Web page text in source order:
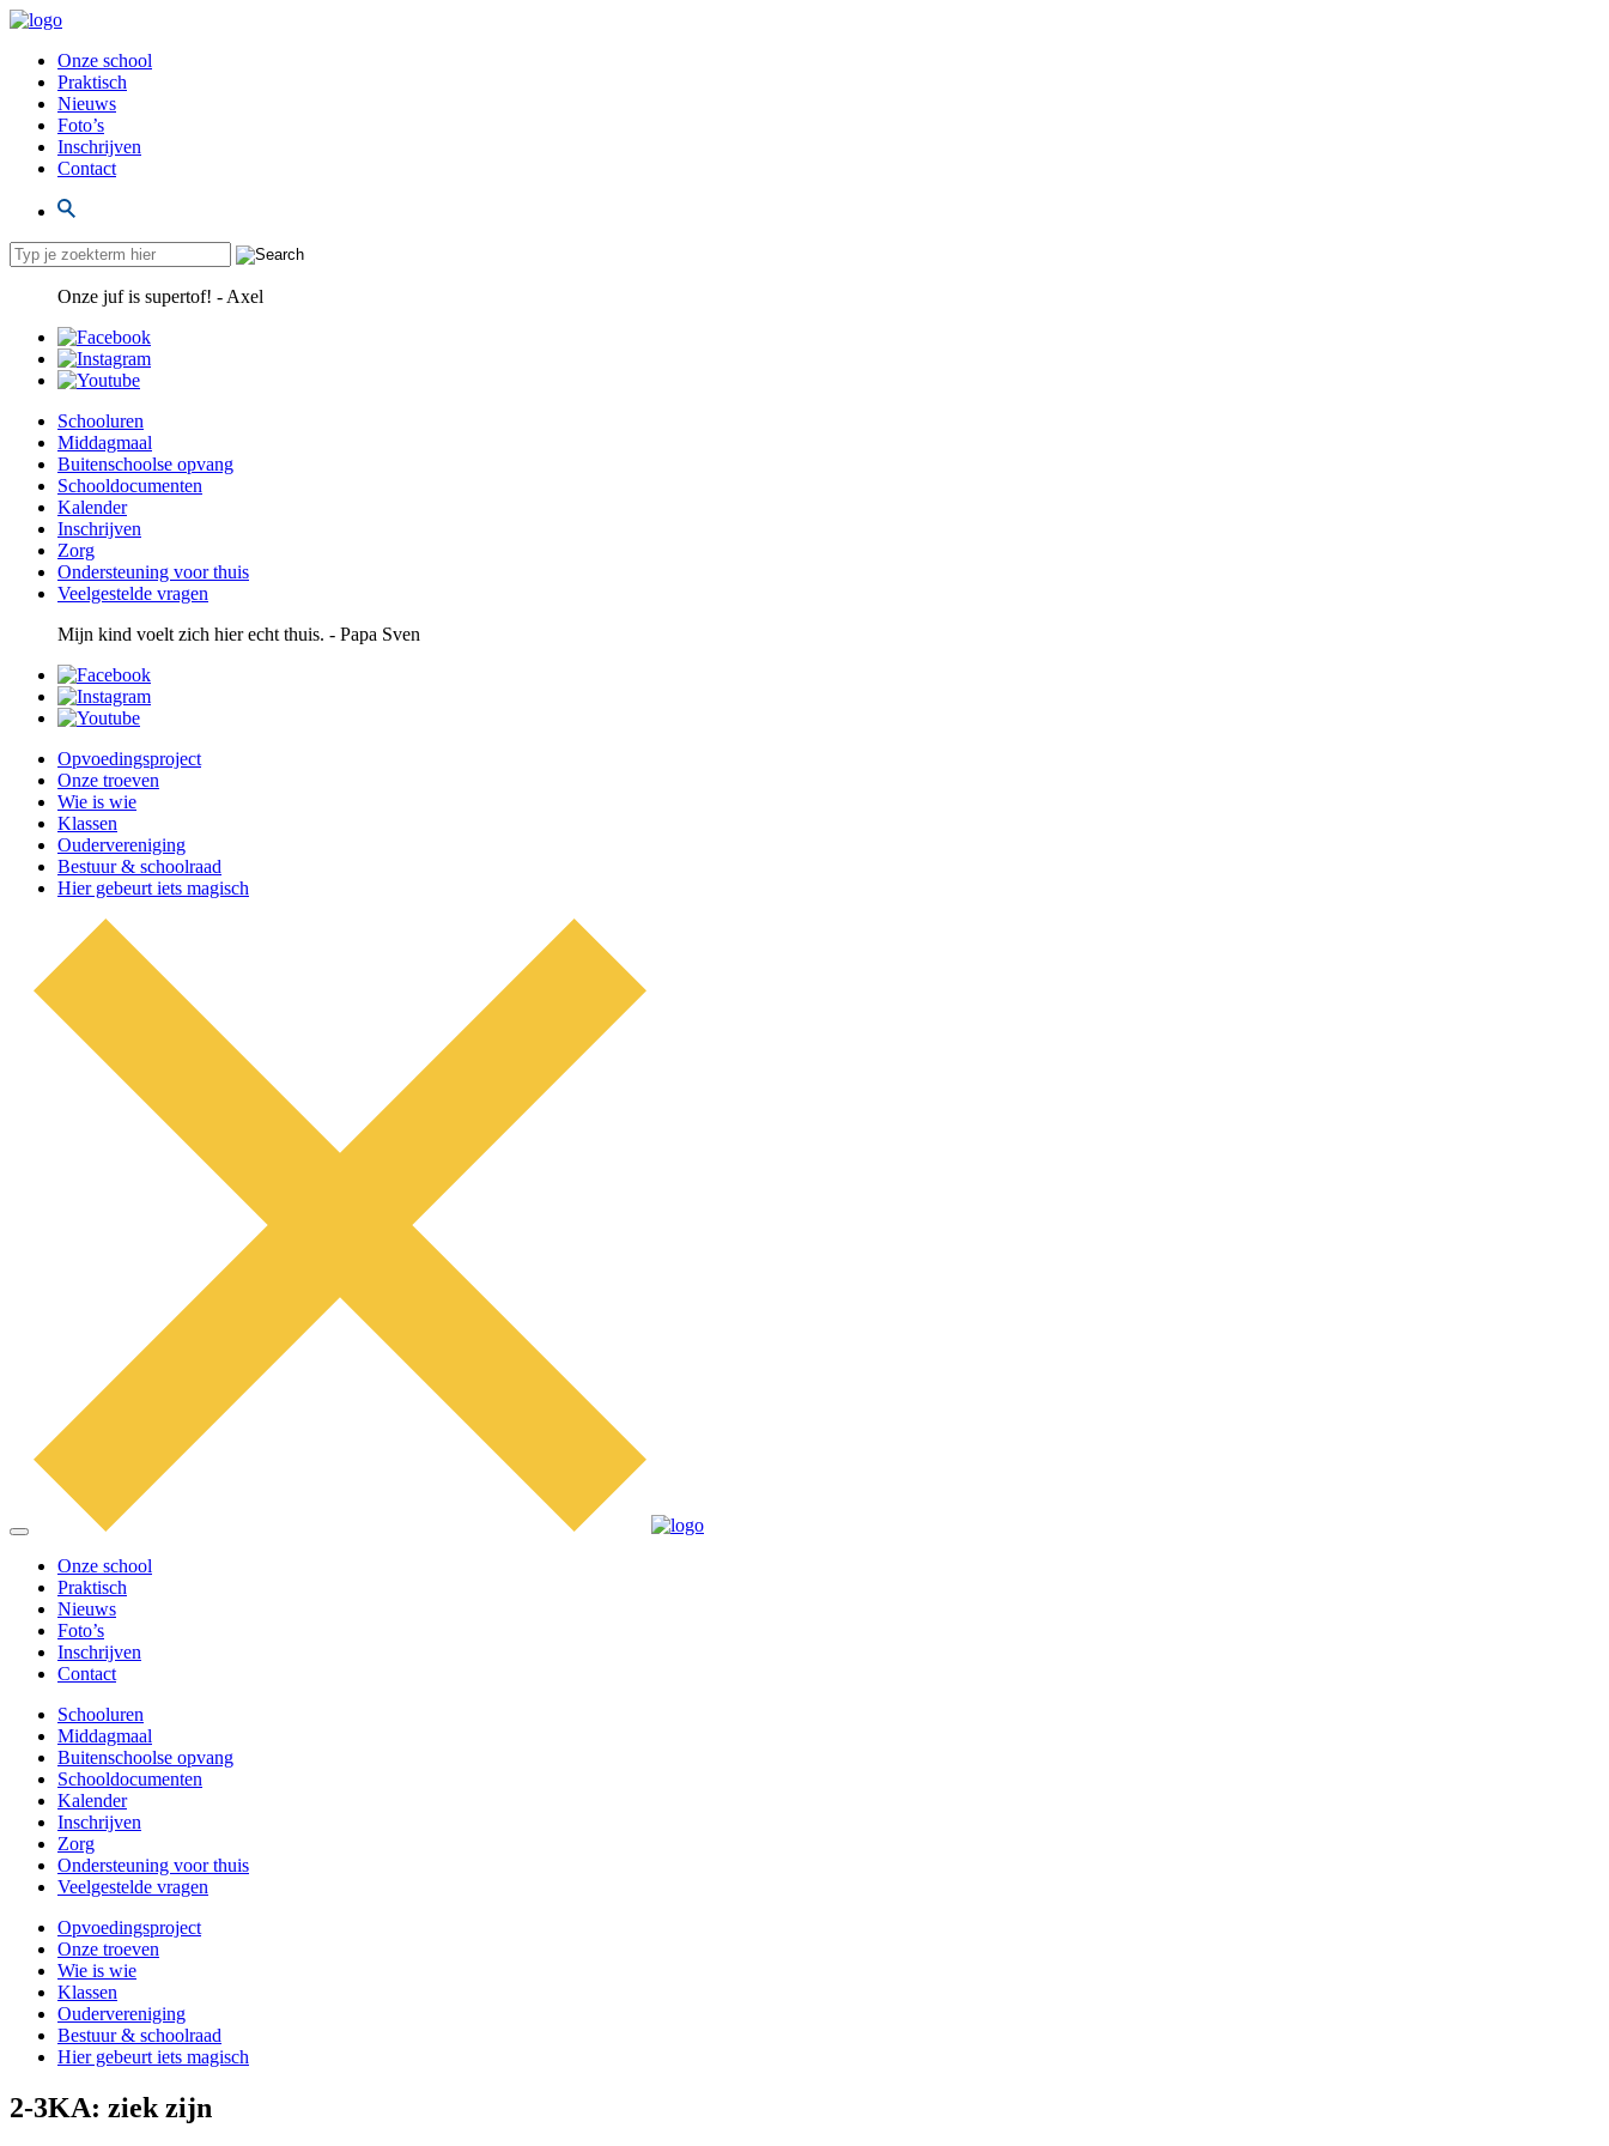
Onze school
Praktisch
Nieuws
Foto’s
Inschrijven
Contact
Onze juf is supertof! - Axel
Schooluren
Middagmaal
Buitenschoolse opvang
Schooldocumenten
Kalender
Inschrijven
Zorg
Ondersteuning voor thuis
Veelgestelde vragen
Mijn kind voelt zich hier echt thuis. - Papa Sven
Opvoedingsproject
Onze troeven
Wie is wie
Klassen
Oudervereniging
Bestuur & schoolraad
Hier gebeurt iets magisch
Onze school
Praktisch
Nieuws
Foto’s
Inschrijven
Contact
Schooluren
Middagmaal
Buitenschoolse opvang
Schooldocumenten
Kalender
Inschrijven
Zorg
Ondersteuning voor thuis
Veelgestelde vragen
Opvoedingsproject
Onze troeven
Wie is wie
Klassen
Oudervereniging
Bestuur & schoolraad
Hier gebeurt iets magisch
2-3KA: ziek zijn